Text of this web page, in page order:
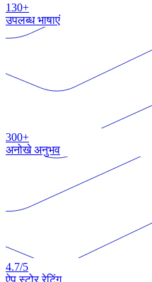
130+
उपलब्ध भाषाएं
300+
अनोखे अनुभव
4.7/5
ऐप स्टोर रेटिंग